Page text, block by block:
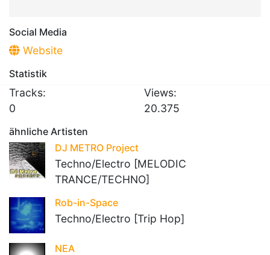
Social Media
Website
Statistik
Tracks:
0
Views:
20.375
ähnliche Artisten
DJ METRO Project
Techno/Electro [MELODIC
TRANCE/TECHNO]
Rob-in-Space
Techno/Electro [Trip Hop]
NEA